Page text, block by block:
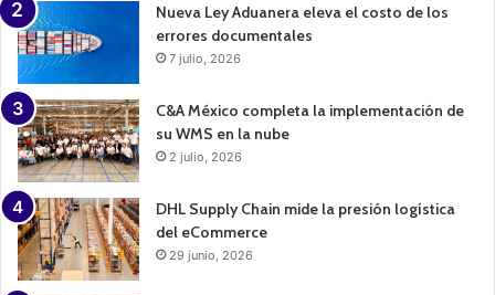
Nueva Ley Aduanera eleva el costo de los
errores documentales
7 julio, 2026
C&A México completa la implementación de
su WMS en la nube
2 julio, 2026
DHL Supply Chain mide la presión logística
del eCommerce
29 junio, 2026